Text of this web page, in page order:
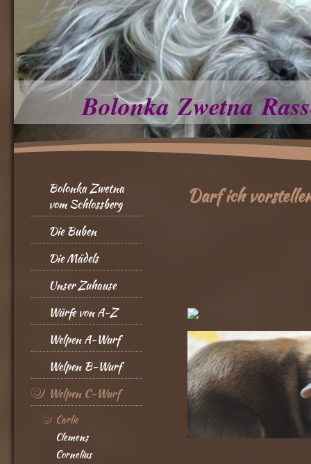
Bolonka Zwetna
Bolonka Zwetna
vom Schlossberg
Die Buben
Die Mädels
Unser Zuhause
Würfe von A-Z
Welpen A-Wurf
Welpen B-Wurf
Welpen C-Wurf
Carlie
Clemens
Cornelius
Darf ich